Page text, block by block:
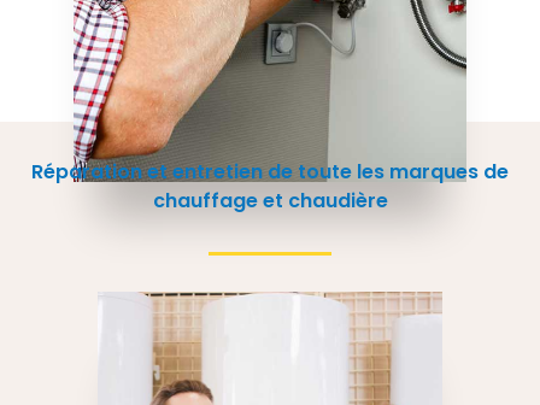
Réparation et entretien de toute les marques de
chauffage et chaudière